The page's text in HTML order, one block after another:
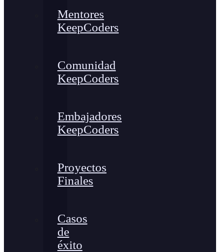
Mentores
KeepCoders
Comunidad
KeepCoders
Embajadores
KeepCoders
Proyectos
Finales
Casos
de
éxito